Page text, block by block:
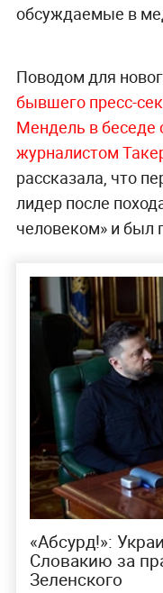
обсуждаемые в
Поводом для
бывшего пресс-
Мендель в беседе
журналистом
рассказала, что
лидер после
человеком» и был
«Абсурд!»:
Словакию за
Зеленского